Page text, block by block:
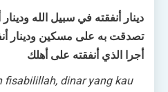
دينار أنفقته في سبيل الله
تصدقت به على مسكين ودينار
أجرا الذي أنفقته على أهلك
fisabilillah, dinar yang kau